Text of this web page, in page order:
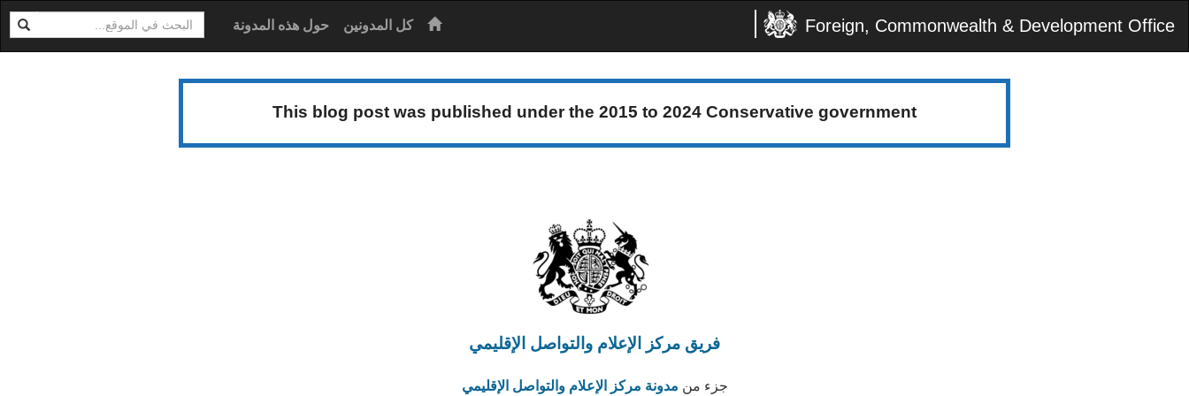
Foreign, Commonwealth & Development Office الرئيسية
كل المدونين حول هذه المدونة ابحث
This blog post was published under the 2015 to 2024 Conservative government
فريق مركز الإعلام والتواصل الإقليمي
جزء من مدونة مركز الإعلام والتواصل الإقليمي